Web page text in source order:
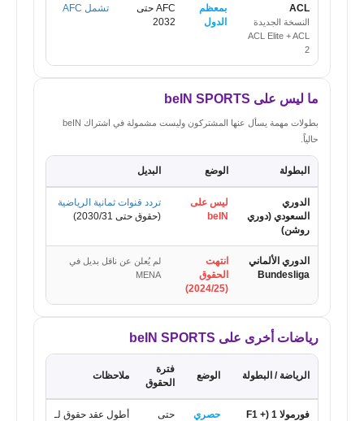
ACL
النسخة الجديدة
ACL Elite + ACL
2
بمعظم
الدول
AFC حتى
2032
تشمل AFC
ما ليس على beIN SPORTS
بطولات مهمة يسأل عنها المشتركون وليست مشمولة في اشتراك beIN
حالياً.
البطولة الوضع البديل
الدوري
السعودي (دوري
روشن)
ليس على
beIN
تردد قنوات ثمانية الرياضية
(حقوق حتى 2030/31)
الدوري الألماني
Bundesliga
انتهت
الحقوق
(2024/25)
لم يُعلن عن ناقل بديل في
MENA
رياضات أخرى على beIN SPORTS
الرياضة / البطولة الوضع
فترة
الحقوق
ملاحظات
فورمولا 1 (F1 +
حصري
حتى
أطول عقد حقوق لـ